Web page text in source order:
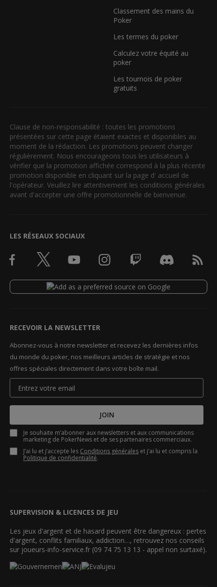
Classement des mains du
Poker
Les termes du poker
Calculez votre équité au
poker
Les tournois de poker
gratuits
Clause de non-responsabilité : toutes les promotions
présentées sur cette page étaient exactes et disponibles au
moment de la rédaction. Les promotions peuvent changer
régulièrement. Nous encourageons tous les utilisateurs à
vérifier que la promotion affichée correspond à la plus récente
promotion disponible en cliquant sur la page d' accueil de
l'opérateur. Veuillez lire attentivement les conditions générales
avant d'accepter une offre promotionnelle de bienvenue.
LES RÉSEAUX SOCIAUX
RECEVOIR LA NEWSLETTER
Abonnez-vous à notre newsletter et recevez les dernières infos
du monde du poker, nos meilleurs articles de stratégie et nos
offres spéciales directement dans votre boîte mail.
JOIN
Je souhaite m’abonner aux newsletters et aux communications
marketing de PokerNews et de ses partenaires commerciaux.
J’ai lu et j’accepte les Conditions générales et j’ai lu et compris la
Politique de confidentialité.
SUPERVISION & LICENCES DE JEU
Les jeux d'argent et de hasard peuvent être dangereux : pertes
d'argent, conflits familiaux, addiction…, retrouvez nos conseils
sur joueurs-info-service.fr (09 74 75 13 13 - appel non surtaxé).